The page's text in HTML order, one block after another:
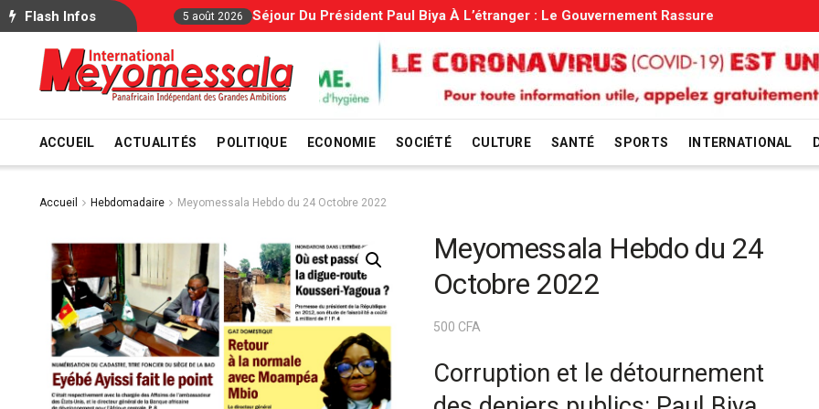
ACCUEIL ACTUALITÉS POLITIQUE ECONOMIE SOCIÉTÉ CULTURE SANTÉ SPORTS INTERNATIONAL
Accueil Hebdomadaire Meyomessala Hebdo du 24 Octobre 2022
Meyomessala Hebdo du 24
Octobre 2022
500 CFA
Corruption et le détournement
Flash Infos
5 août 2026 Séjour Du Président Paul Biya À L’étranger : Le Gouvernement Rassure